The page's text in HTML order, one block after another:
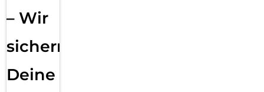
– Wir
sichern
Deine